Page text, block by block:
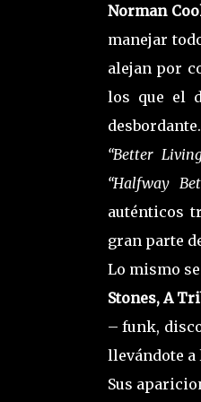
Norman
manejar
alejan por
los que el
desbordante.
“Better
“Halfway
auténticos
gran parte
Lo mismo
Stones, A
– funk,
llevándote a
Sus